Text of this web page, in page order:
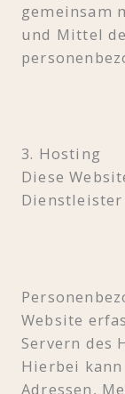
gemeinsam
und Mittel
3. Hosting
Diese
Dienstleister
Website
Servern des
Hierbei
Adressen,